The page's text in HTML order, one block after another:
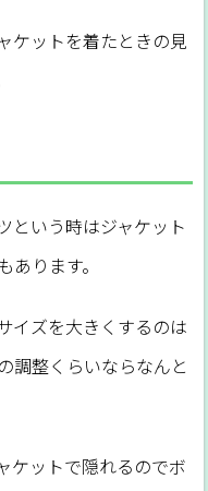
ケットを着たときの見
という時はジャケット
ります。
イズを大きくするのは
調整くらいならなんと
ケットで隠れるのでボ